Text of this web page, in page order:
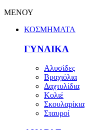
ΜΕΝΟΥ
ΚΟΣΜΗΜΑΤΑ
ΓΥΝΑΙΚΑ
Αλυσίδες
Βραχιόλια
Δαχτυλίδια
Κολιέ
Σκουλαρίκια
Σταυροί